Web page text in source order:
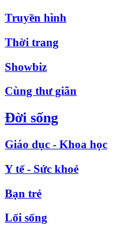
Truyền hình
Thời trang
Showbiz
Cùng thư giãn
Đời sống
Giáo dục - Khoa học
Y tế - Sức khoẻ
Bạn trẻ
Lối sống